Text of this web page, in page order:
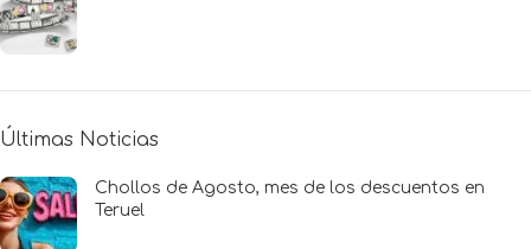
Últimas Noticias
Chollos de Agosto, mes de los descuentos en
Teruel